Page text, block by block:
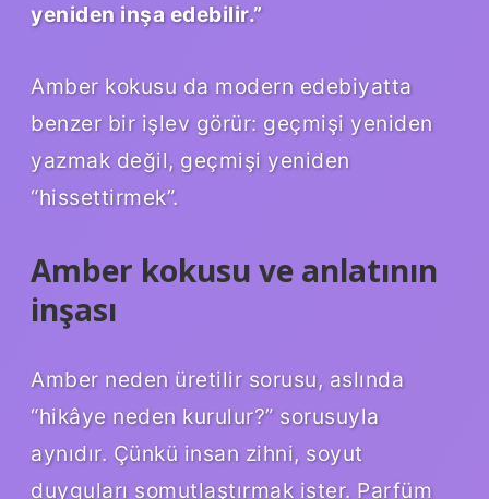
yeniden inşa edebilir.”
Amber kokusu da modern edebiyatta
benzer bir işlev görür: geçmişi yeniden
yazmak değil, geçmişi yeniden
“hissettirmek”.
Amber kokusu ve anlatının
inşası
Amber neden üretilir sorusu, aslında
“hikâye neden kurulur?” sorusuyla
aynıdır. Çünkü insan zihni, soyut
duyguları somutlaştırmak ister. Parfüm